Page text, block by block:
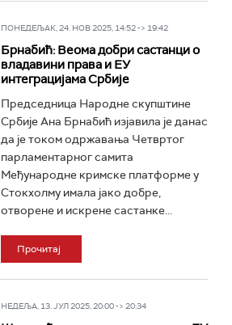
ПОНЕДЕЉАК, 24. НОВ 2025, 14:52 -> 19:42
Брнабић: Веома добри састанци о
владавини права и ЕУ
интеграцијама Србије
Председница Народне скупштине
Србије Ана Брнабић изјавила је данас
да је током одржавања Четвртог
парламентарног самита
Међународне кримске платформе у
Стокхолму имала јако добре,
отворене и искрене састанке...
Прочитај
НЕДЕЉА, 13. ЈУЛ 2025, 20:00 -> 20:34